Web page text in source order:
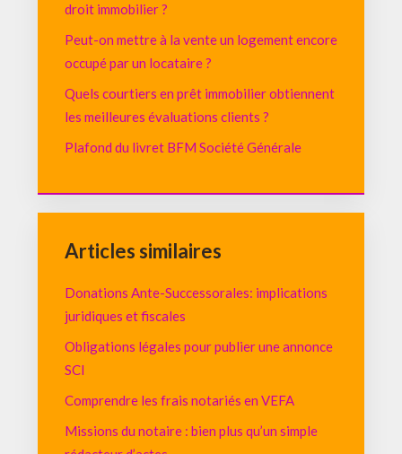
droit immobilier ?
Peut-on mettre à la vente un logement encore
occupé par un locataire ?
Quels courtiers en prêt immobilier obtiennent
les meilleures évaluations clients ?
Plafond du livret BFM Société Générale
Articles similaires
Donations Ante-Successorales: implications
juridiques et fiscales
Obligations légales pour publier une annonce
SCI
Comprendre les frais notariés en VEFA
Missions du notaire : bien plus qu’un simple